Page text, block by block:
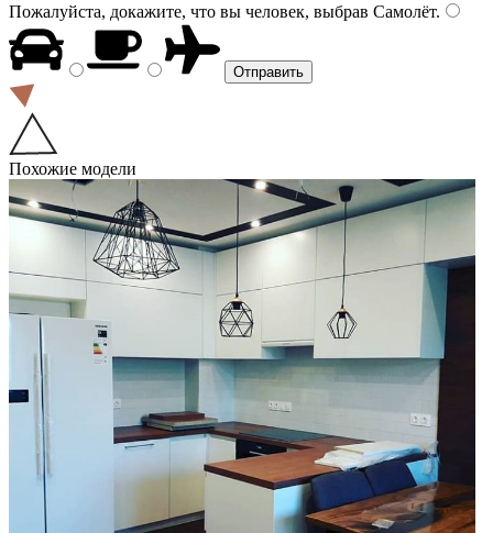
Пожалуйста, докажите, что вы человек, выбрав Самолёт.
Похожие модели